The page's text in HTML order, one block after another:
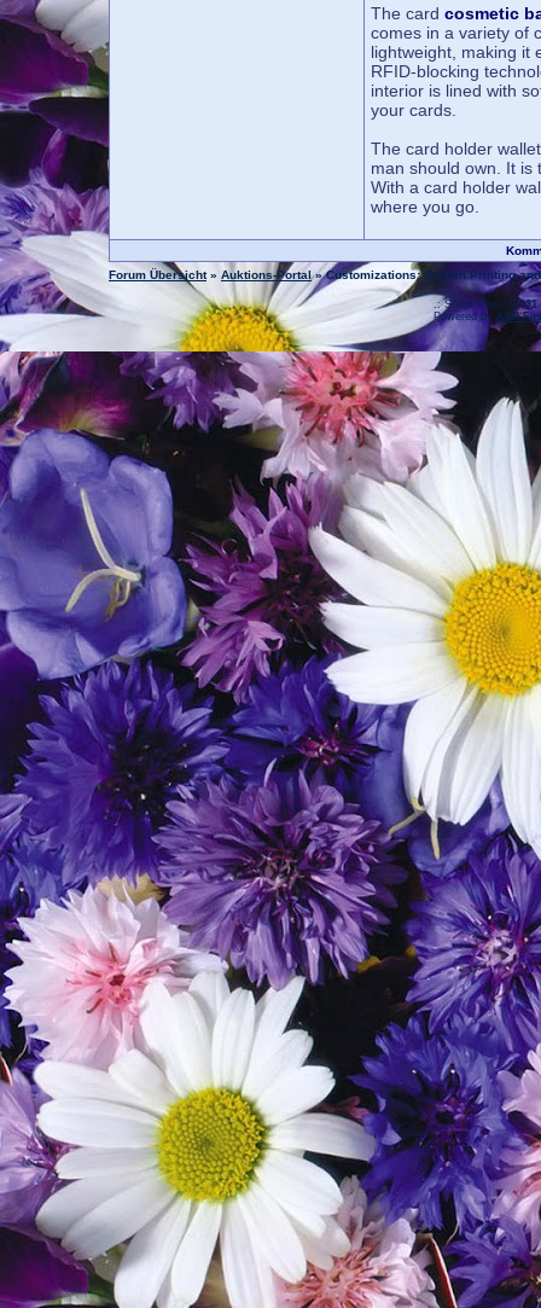
The card cosmetic
comes in a variety of
lightweight, making it
RFID-blocking
interior is lined with
your cards.
The card holder
man should own. It is
With a card holder
where you go.
Forum Übersicht» Auktions-Portal» Customizations: Screen Printing
.: Script-Time: 0,031
Powered by ASP-